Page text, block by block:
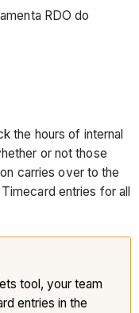
RDO do
the hours of internal
or not those
carries over to the
entries for all
tool, your team
entries in the